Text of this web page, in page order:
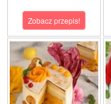
Zobacz przepis!